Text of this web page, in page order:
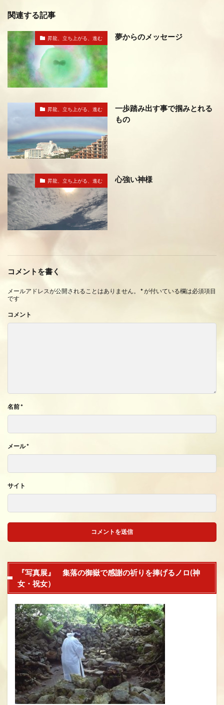
関連する記事
昇龍、立ち上がる、進む 夢からのメッセージ
昇龍、立ち上がる、進む
一歩踏み出す事で掴みとれる
もの
昇龍、立ち上がる、進む 心強い神様
コメントを書く
メールアドレスが公開されることはありません。 *が付いている欄は必須項目
です
コメント
名前*
メール*
サイト
『写真展』 集落の御嶽で感謝の祈りを捧げるノロ(神
女・祝女）